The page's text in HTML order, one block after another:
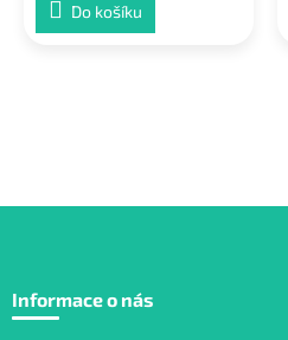
Do košíku
p
Informace o nás